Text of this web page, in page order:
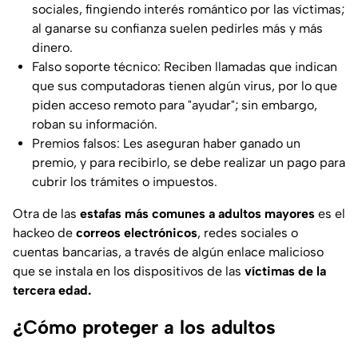
sociales, fingiendo interés romántico por las víctimas;
al ganarse su confianza suelen pedirles más y más
dinero.
Falso soporte técnico: Reciben llamadas que indican
que sus computadoras tienen algún virus, por lo que
piden acceso remoto para "ayudar"; sin embargo,
roban su información.
Premios falsos: Les aseguran haber ganado un
premio, y para recibirlo, se debe realizar un pago para
cubrir los trámites o impuestos.
Otra de las estafas más comunes a adultos mayores es el
hackeo de correos electrónicos, redes sociales o
cuentas bancarias, a través de algún enlace malicioso
que se instala en los dispositivos de las víctimas de la
tercera edad.
¿Cómo proteger a los adultos